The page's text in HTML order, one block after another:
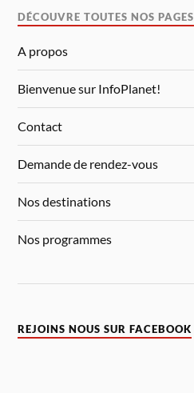
DÉCOUVRE TOUTES NOS PAGES
A propos
Bienvenue sur InfoPlanet!
Contact
Demande de rendez-vous
Nos destinations
Nos programmes
REJOINS NOUS SUR FACEBOOK